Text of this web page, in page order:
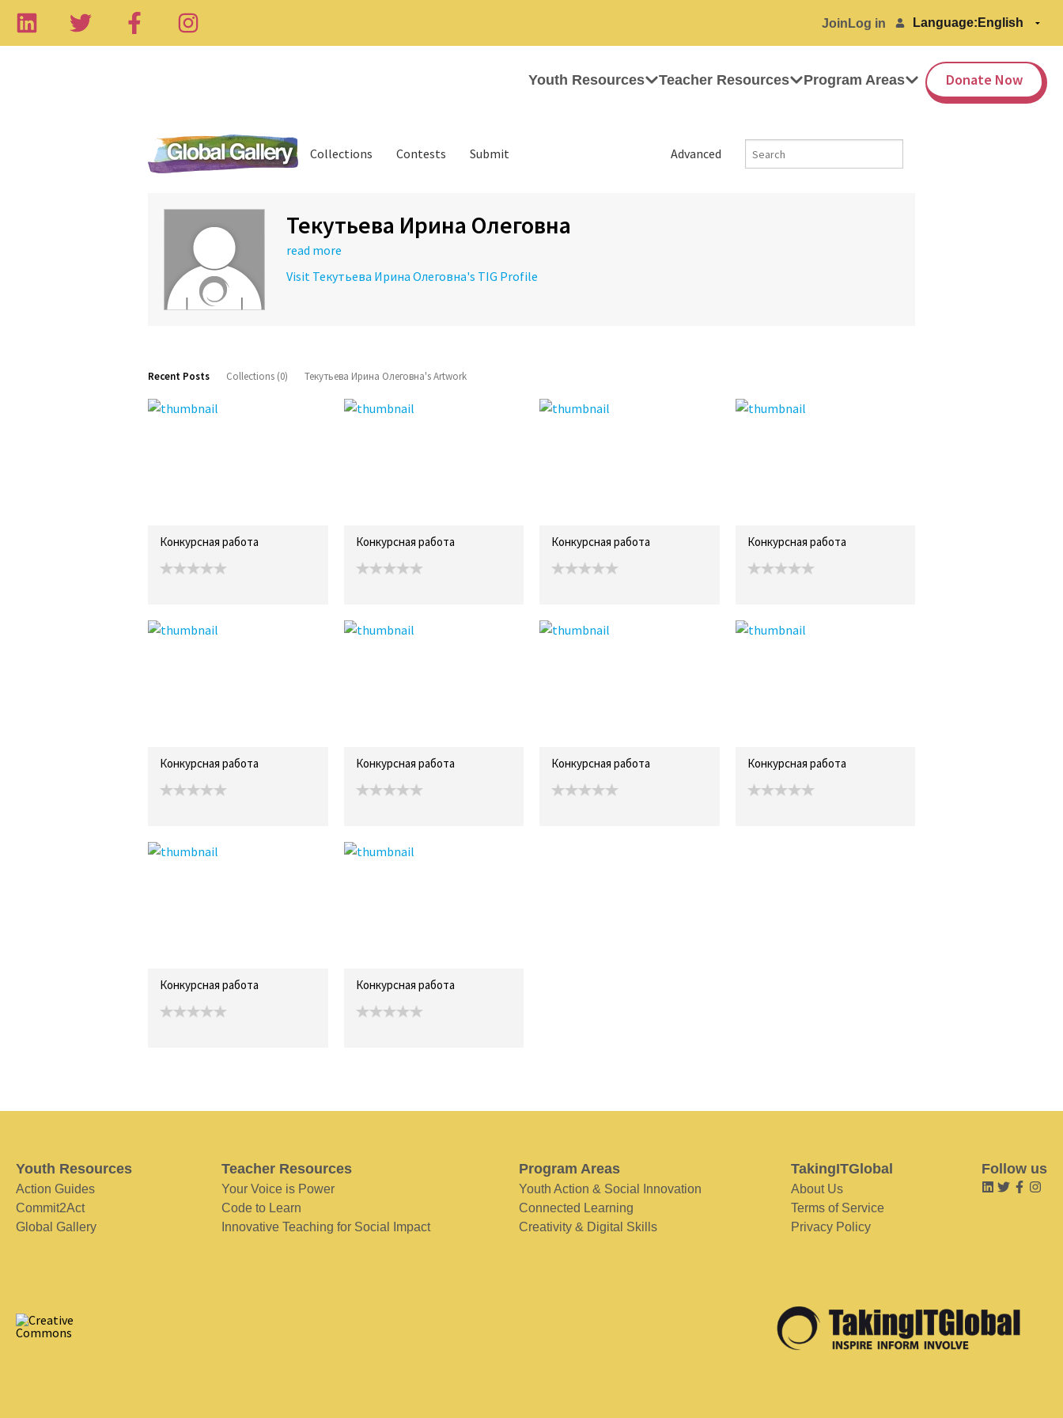
Join Log in Language:
Youth Resources Teacher Resources Program Areas Donate Now
Advanced
Collections Contests Submit
Текутьева Ирина Олеговна
read more
Visit Текутьева Ирина Олеговна's TIG Profile
Recent Posts Collections (0) Текутьева Ирина Олеговна's Artwork
Конкурсная работа Конкурсная работа Конкурсная работа Конкурсная работа
Конкурсная работа Конкурсная работа Конкурсная работа Конкурсная работа
Конкурсная работа Конкурсная работа
Youth Resources
Action Guides
Commit2Act
Global Gallery
Teacher Resources
Your Voice is Power
Code to Learn
Innovative Teaching for Social Impact
Program Areas
Youth Action & Social Innovation
Connected Learning
Creativity & Digital Skills
TakingITGlobal
About Us
Terms of Service
Privacy Policy
Follow us